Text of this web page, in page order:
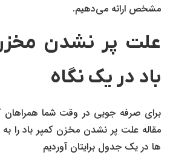
مشخص ارائه می‌دهیم.
علت پر نشدن
باد در یک نگاه
برای صرفه جویی در وقت شما همراهان
مقاله علت پر نشدن مخزن کمپر باد را
ها در یک جدول برایتان آوردیم